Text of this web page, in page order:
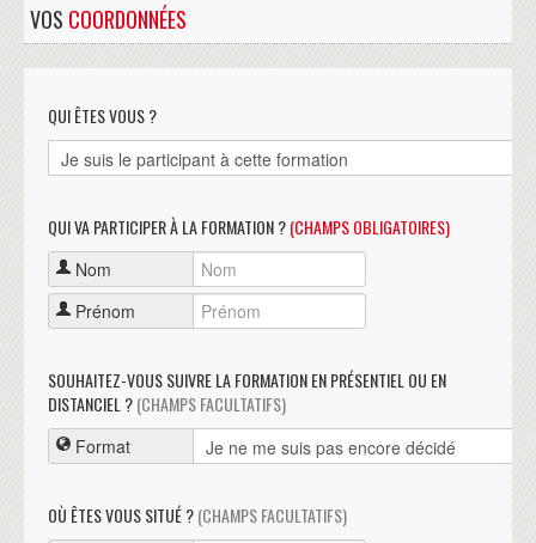
VOS COORDONNÉES
QUI ÊTES VOUS ?
QUI VA PARTICIPER À LA FORMATION ?(CHAMPS OBLIGATOIRES)
Nom
Prénom
SOUHAITEZ-VOUS SUIVRE LA FORMATION EN PRÉSENTIEL OU EN
DISTANCIEL ?(CHAMPS FACULTATIFS)
Format
OÙ ÊTES VOUS SITUÉ ?(CHAMPS FACULTATIFS)